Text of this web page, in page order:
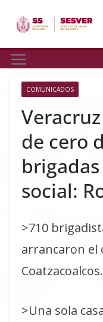
COMUNICADOS
de cero
social:
>710
arrancaron el
Coatzacoalcos.
>Una sola